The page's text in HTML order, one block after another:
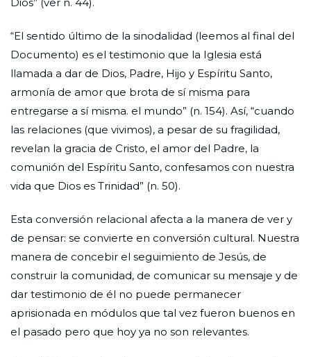
“El sentido último de la sinodalidad (leemos al final del
Documento) es el testimonio que la Iglesia está
llamada a dar de Dios, Padre, Hijo y Espíritu Santo,
armonía de amor que brota de sí misma para
entregarse a sí misma. el mundo” (n. 154). Así, “cuando
las relaciones (que vivimos), a pesar de su fragilidad,
revelan la gracia de Cristo, el amor del Padre, la
comunión del Espíritu Santo, confesamos con nuestra
vida que Dios es Trinidad” (n. 50).
Esta conversión relacional afecta a la manera de ver y
de pensar: se convierte en conversión cultural. Nuestra
manera de concebir el seguimiento de Jesús, de
construir la comunidad, de comunicar su mensaje y de
dar testimonio de él no puede permanecer
aprisionada en módulos que tal vez fueron buenos en
el pasado pero que hoy ya no son relevantes.